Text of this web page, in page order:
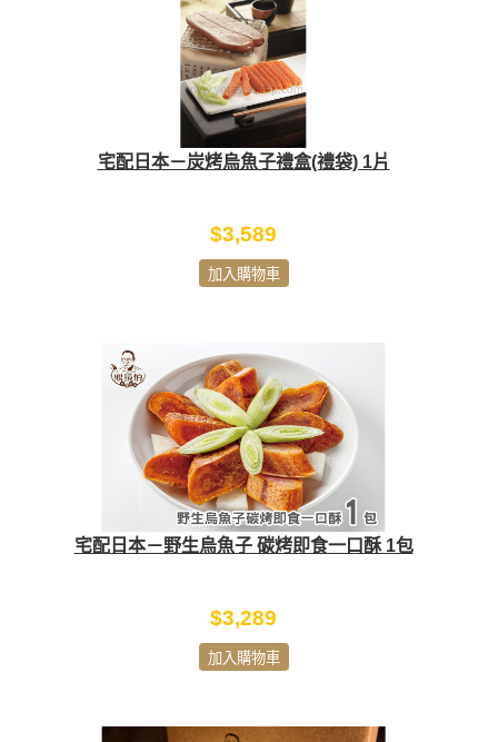
宅配日本－炭烤烏魚子禮盒(禮袋) 1片
$3,589
加入購物車
宅配日本－野生烏魚子 碳烤即食一口酥 1包
$3,289
加入購物車